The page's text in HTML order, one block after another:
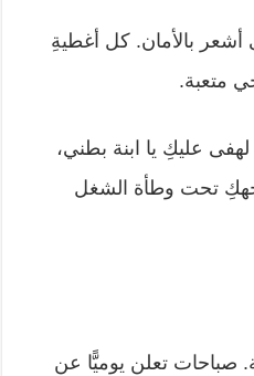
أشعر بالأمان. كل أغطيةِ
متعبة.
عليكِ يا ابنة بطني،
تحت وطأة الشغل
صباحات تعلن يوميًّا عن